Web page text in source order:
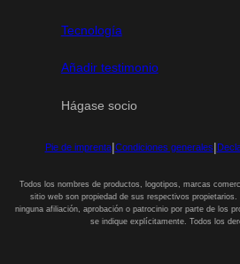
Tecnología
Añadir testimonio
Hágase socio
Pie de imprenta|Condiciones generales|
Todos los nombres de productos, logotipos, marcas
sitio web son propiedad de sus respectivos
ninguna afiliación, aprobación o patrocinio por parte de los
se indique explícitamente. Todos los